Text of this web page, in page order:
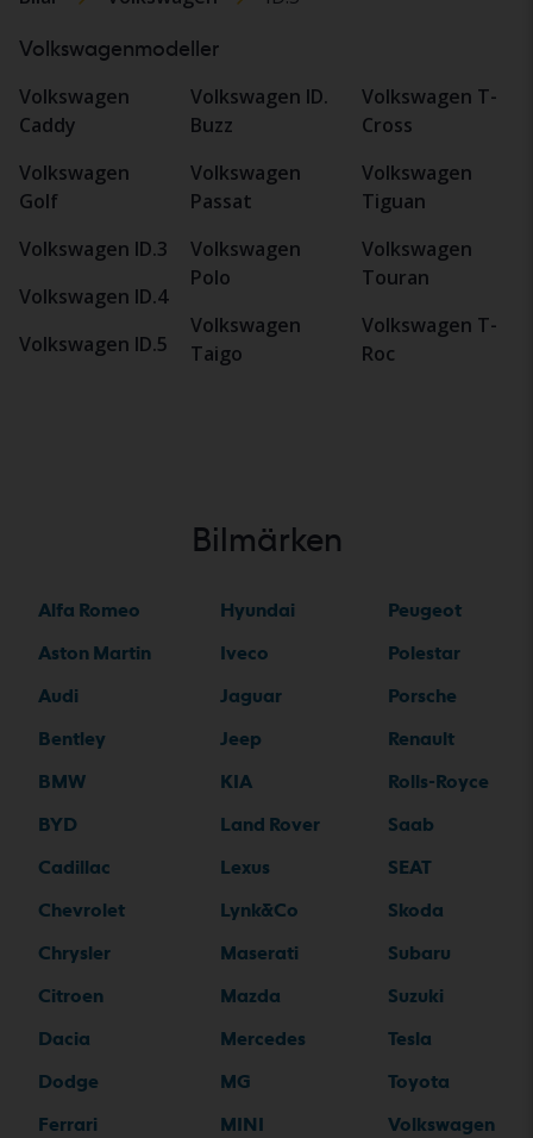
Volkswagenmodeller
Volkswagen
Caddy
Volkswagen
Golf
Volkswagen ID.3
Volkswagen ID.4
Volkswagen ID.5
Volkswagen ID.
Buzz
Volkswagen
Passat
Volkswagen
Polo
Volkswagen
Taigo
Volkswagen T-
Cross
Volkswagen
Tiguan
Volkswagen
Touran
Volkswagen T-
Roc
Bilmärken
Alfa Romeo
Aston Martin
Audi
Bentley
BMW
BYD
Cadillac
Chevrolet
Chrysler
Citroen
Dacia
Dodge
Ferrari
Hyundai
Iveco
Jaguar
Jeep
KIA
Land Rover
Lexus
Lynk&Co
Maserati
Mazda
Mercedes
MG
MINI
Peugeot
Polestar
Porsche
Renault
Rolls-Royce
Saab
SEAT
Skoda
Subaru
Suzuki
Tesla
Toyota
Volkswagen